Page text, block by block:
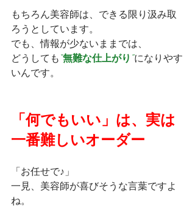
もちろん美容師は、できる限り汲み取
ろうとしています。
でも、情報が少ないままでは、
どうしても “無難な仕上がり”になりやす
いんです。
「何でもいい」は、実は
一番難しいオーダー
「お任せで♪」
一見、美容師が喜びそうな言葉ですよ
ね。